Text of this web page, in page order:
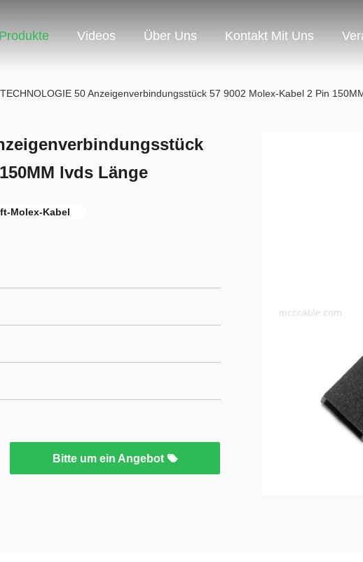
Produkte Videos Über Uns Kontakt Mit Uns
50 Anzeigenverbindungsstück 57 9002 Molex-Kabel 2 Pin
lvds Länge
Molex-Kabel
Bitte um ein Angebot